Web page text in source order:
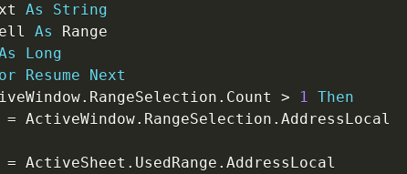
As
String
As Range
Long
Resume
Next
. RangeSelection . Count > 1 Then
= ActiveWindow. RangeSelection . AddressLocal
= ActiveSheet . UsedRange . AddressLocal